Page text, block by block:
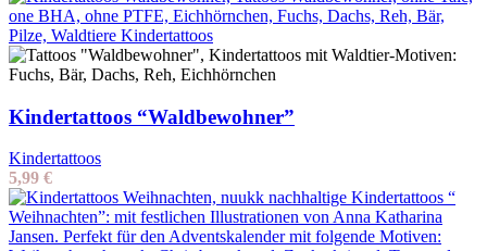
Kindertattoos “Waldbewohner”
Kindertattoos
5,99 €